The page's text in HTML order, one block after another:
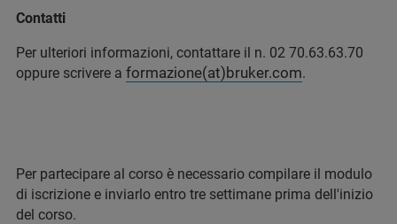
Contatti
Per ulteriori informazioni, contattare il n. 02 70.63.63.70
oppure scrivere a formazione(at)bruker.com.
Per partecipare al corso è necessario compilare il modulo
di iscrizione e inviarlo entro tre settimane prima dell'inizio
del corso.